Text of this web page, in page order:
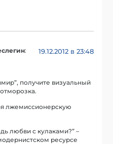
: 19.12.2012 в 23:48
получите визуальный
лжемиссионерскую
любви с кулаками?” –
ресурсе